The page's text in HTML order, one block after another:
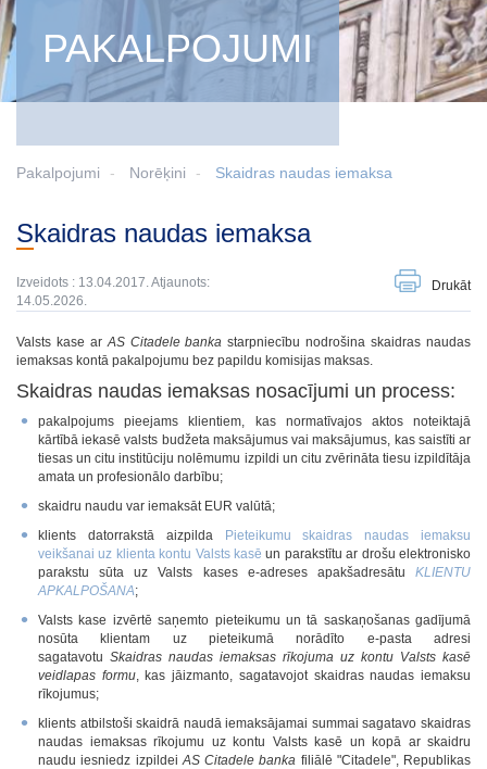
PAKALPOJUMI
Pakalpojumi Norēķini Skaidras naudas iemaksa
Skaidras naudas iemaksa
Izveidots : 13.04.2017. Atjaunots:
14.05.2026.
Drukāt
Valsts kase arAS Citadele bankastarpniecību nodrošina skaidras naudas
iemaksas kontā pakalpojumu bez papildu komisijas maksas.
Skaidras naudas iemaksas nosacījumi un process:
pakalpojums pieejams klientiem, kas normatīvajos aktos noteiktajā
kārtībā iekasē valsts budžeta maksājumus vai maksājumus, kas saistīti ar
tiesas un citu institūciju nolēmumu izpildi un citu zvērināta tiesu izpildītāja
amata un profesionālo darbību;
skaidru naudu var iemaksāt EUR valūtā;
klients datorrakstā aizpilda
Pieteikumu skaidras naudas iemaksu
veikšanai uz klienta kontu Valsts kasēun parakstītu ar drošu elektronisko
parakstu sūta uz Valsts kases e-adreses apakšadresātu KLIENTU
APKALPOŠANA;
Valsts kase izvērtē saņemto pieteikumu un tā saskaņošanas gadījumā
nosūta klientam uz pieteikumā norādīto e-pasta adresi
sagatavotu Skaidras naudas iemaksas rīkojuma uz kontu Valsts kasē
veidlapas formu, kas jāizmanto, sagatavojot skaidras naudas iemaksu
rīkojumus;
klients atbilstoši skaidrā naudā iemaksājamai summai sagatavo skaidras
naudas iemaksas rīkojumu uz kontu Valsts kasē un kopā ar skaidru
naudu iesniedz izpildeiAS Citadele banka filiālē "Citadele", Republikas